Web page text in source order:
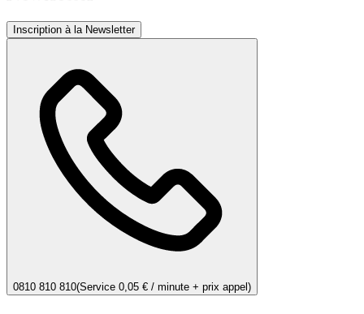
Inscription à la Newsletter
0810 810 810(Service 0,05 € / minute + prix appel)